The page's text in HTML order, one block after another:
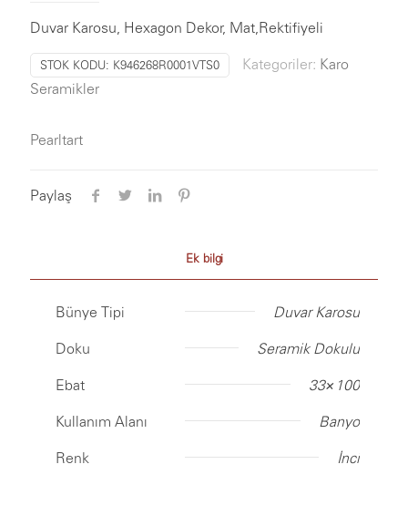
Duvar Karosu, Hexagon Dekor, Mat,Rektifiyeli
STOK KODU: K946268R0001VTS0 Kategoriler: Karo
Seramikler
Pearltart
Paylaş
Ek bilgi
Bünye Tipi Duvar Karosu
Doku Seramik Dokulu
Ebat 33×100
Kullanım Alanı Banyo
Renk İnci